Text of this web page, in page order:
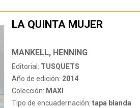
LA QUINTA MUJER
MANKELL, HENNING
Editorial: TUSQUETS
Año de edición: 2014
Colección: MAXI
Tipo de encuadernación: tapa blanda